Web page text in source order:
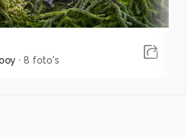
· 8 foto's